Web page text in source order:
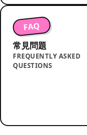
FAQ
常見問題
FREQUENTLY ASKED
QUESTIONS